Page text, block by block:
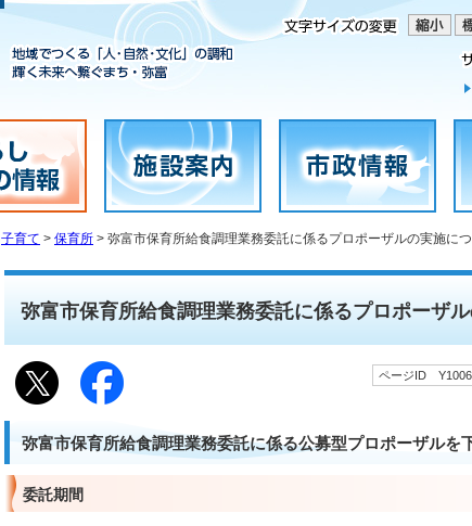
子育て > 保育所 > 弥富市保育所給食調理業務委託に係るプロポーザルの実施に
弥富市保育所給食調理業務委託に係るプロポーザ
ページID
弥富市保育所給食調理業務委託に係る公募型プロポーザルを
委託期間